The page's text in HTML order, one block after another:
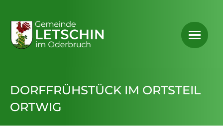
DORFFRÜHSTÜCK IM ORTSTEIL
ORTWIG